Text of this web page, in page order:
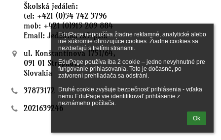
EduPage nepoužíva žiadne reklamné, analytické alebo
iné súkromie ohrozujúce cookies. Žiadne cookies sa
nezdieľajú s tretími stranami.
EduPage používa iba 2 cookie – jedno nevyhnutné pre
fungovanie prihlasovania. Toto je dočasné, po
zatvorení prehliadača sa odstráni.
Druhé cookie zvyšuje bezpečnosť prihlásenia - vďaka
nemu EduPage vie identifikovať prihlásenie z
neznámeho počítača.
Ok
Školská jedáleň:
tel: +421 (0)54 742 3796
mob: +421 (0)915 209 884
Email: Jedalen@zs3sp.sk
ul. Konštantínova 1751/64,
091 01 Stropkov,
Slovakia
37873172
2021639246
Fotogaléria